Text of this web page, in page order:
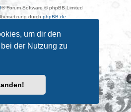
um dir den
der Nutzung zu
® Forum Software © phpBB Limited
durch phpBB.de
| Nutzungsbedingungen